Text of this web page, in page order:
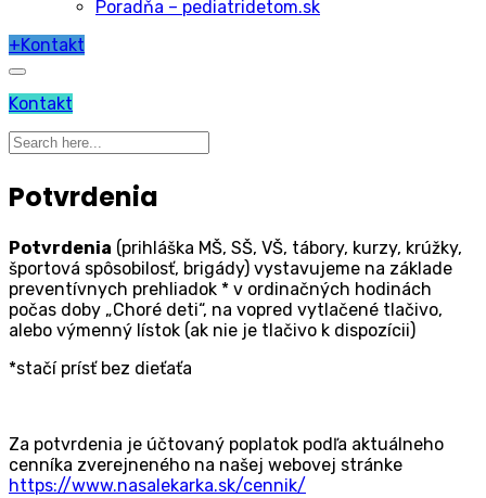
Poradňa – pediatridetom.sk
+Kontakt
Kontakt
Potvrdenia
Potvrdenia (prihláška MŠ, SŠ, VŠ, tábory, kurzy, krúžky,
športová spôsobilosť, brigády) vystavujeme na základe
preventívnych prehliadok * v ordinačných hodinách
počas doby „Choré deti“, na vopred vytlačené tlačivo,
alebo výmenný lístok (ak nie je tlačivo k dispozícii)
*stačí prísť bez dieťaťa
Za potvrdenia je účtovaný poplatok podľa aktuálneho
cenníka zverejneného na našej webovej stránke
https://www.nasalekarka.sk/cennik/